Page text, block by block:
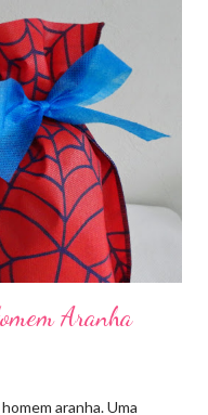
Aranha
aranha. Uma